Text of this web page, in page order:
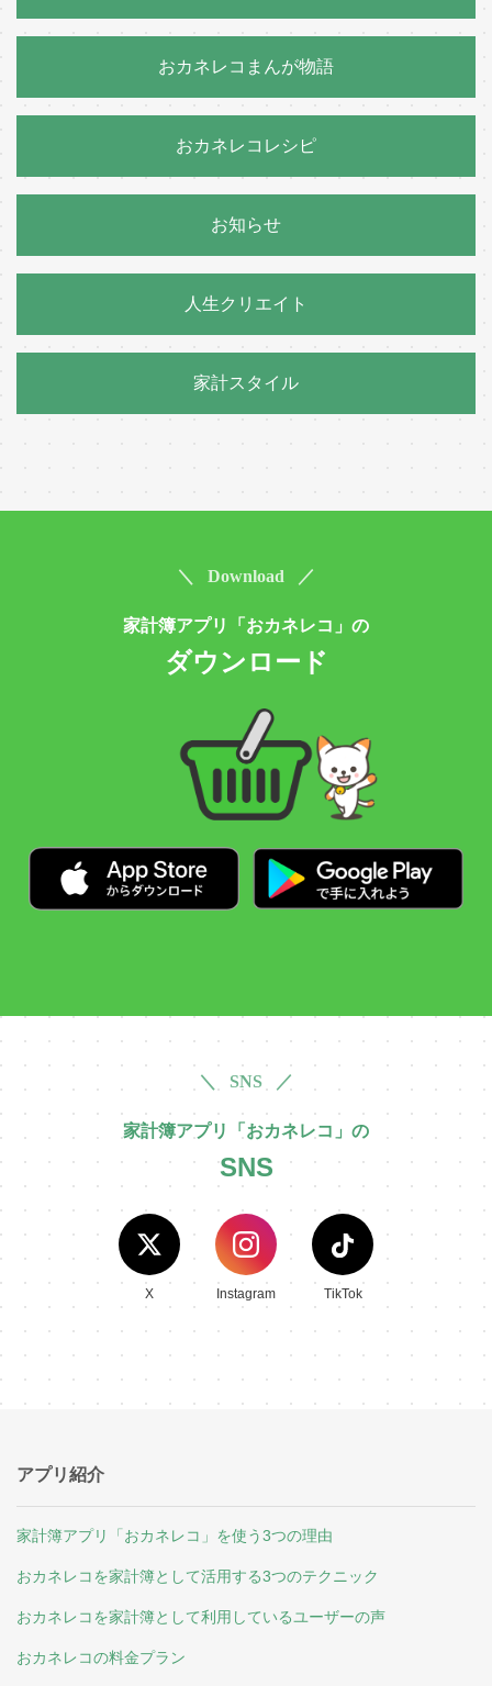
おカネレコまんが物語
おカネレコレシピ
お知らせ
人生クリエイト
家計スタイル
＼ Download ／
家計簿アプリ「おカネレコ」の
ダウンロード
＼ SNS ／
家計簿アプリ「おカネレコ」の
SNS
X Instagram TikTok
アプリ紹介
家計簿アプリ「おカネレコ」を使う3つの理由
おカネレコを家計簿として活用する3つのテクニック
おカネレコを家計簿として利用しているユーザーの声
おカネレコの料金プラン